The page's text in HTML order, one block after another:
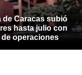
de Caracas subió
hasta julio con
operaciones